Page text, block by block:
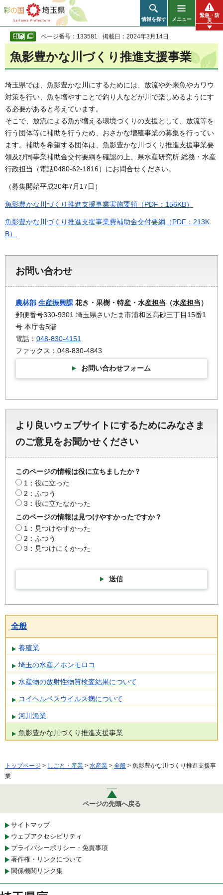
彩の国 埼玉県
情報を探す メニュー
緊急・防
災
ページ番号：133581 掲載日：2024年3月14日
魚影豊かな川づくり推進支援事業
埼玉県では、魚影豊かな川にするためには、放流や外来魚やカワウ
対策を行い、魚を増やすことで釣り人などが川で楽しめるようにす
る必要があると考えています。
そこで、放流による魚が増える環境づくりの支援として、放流等を
行う団体等に補助を行うため、おさかな増殖事業の募集を行ってい
ます。補助を希望する団体は、魚影豊かな川づくり推進支援事業要
領及び同事業補助金交付要綱を確認の上、県水産研究所 総務・水産
行政担当（電話0480-62-1816）にお問合せください。
（募集開始平成30年7月17日）
魚影豊かな川づくり推進支援事業実施要領（PDF：156KB）
魚影豊かな川づくり推進支援事業費補助金交付要綱（PDF：213K
B）
お問い合わせ
農林部 生産振興課 花き・果樹・特産・水産担当（水産担当）
郵便番号330-9301 埼玉県さいたま市浦和区高砂三丁目15番1
号 本庁舎5階
電話： 048-830-4151
ファックス：048-830-4843
お問い合わせフォーム
より良いウェブサイトにするためにみなさま
のご意見をお聞かせください
このページの情報は役に立ちましたか？
1：役に立った
2：ふつう
3：役に立たなかった
このページの情報は見つけやすかったですか？
1：見つけやすかった
2：ふつう
3：見つけにくかった
送信
全般
養殖業
埼玉の水産／ホンモロコ
水産物の放射性物質検査結果について
コイヘルペスウイルス病について
河川漁業
魚影豊かな川づくり推進支援事業
トップページ > しごと・産業 > 水産業 > 全般 > 魚影豊かな川づくり推進支援事
業
ページの先頭へ戻る
サイトマップ
ウェブアクセシビリティ
プライバシーポリシー・免責事項
著作権・リンクについて
関係機関リンク集